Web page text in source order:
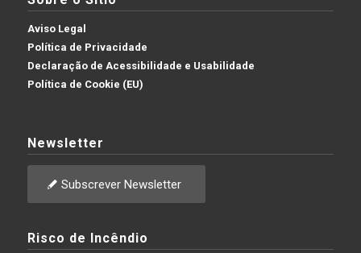
Aviso Legal
Política de Privacidade
Declaração de Acessibilidade e Usabilidade
Política de Cookie (EU)
Newsletter
Subscrever Newsletter
Risco de Incêndio